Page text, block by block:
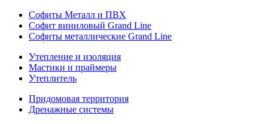
Софиты Металл и ПВХ
Софит виниловый Grand Line
Софиты металлические Grand Line
Утепление и изоляция
Мастики и праймеры
Утеплитель
Придомовая территория
Дренажные системы